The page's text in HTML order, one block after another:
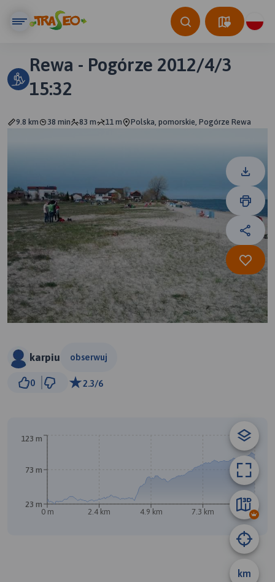
Rewa - Pogórze 2012/4/3
15:32
9.8 km 38 min 83 m 11 m Polska, pomorskie, Pogórze Rewa
karpiu obserwuj
0 2.3/6
km
0 m 2.4 km 4.9 km 7.3 km 9.8 km
23 m
73 m
123 m